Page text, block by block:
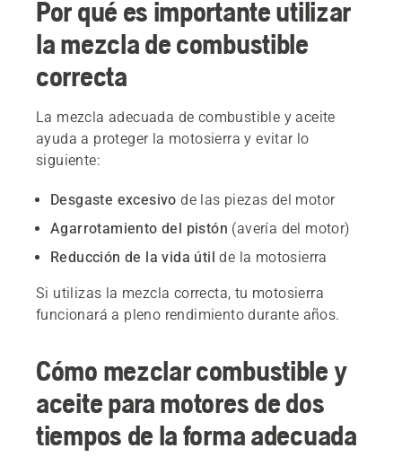
Por qué es importante utilizar
la mezcla de combustible
correcta
La mezcla adecuada de combustible y aceite
ayuda a proteger la motosierra y evitar lo
siguiente:
Desgaste excesivo de las piezas del motor
Agarrotamiento del pistón (avería del motor)
Reducción de la vida útil de la motosierra
Si utilizas la mezcla correcta, tu motosierra
funcionará a pleno rendimiento durante años.
Cómo mezclar combustible y
aceite para motores de dos
tiempos de la forma adecuada